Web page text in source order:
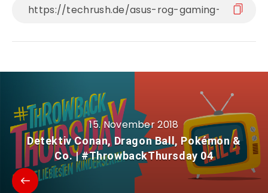
15. November 2018
Detektiv Conan, Dragon Ball, Pokémon &
Co. | #ThrowbackThursday 04